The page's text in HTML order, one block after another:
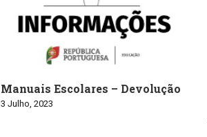
Manuais Escolares – Devolução
3 Julho, 2023